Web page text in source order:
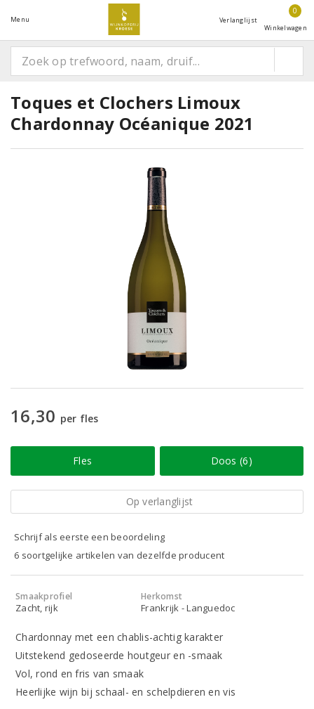
Menu Verlanglijst
0
Winkelwagen
Toques et Clochers Limoux
Chardonnay Océanique 2021
16,30 per fles
Fles Doos (6)
Op verlanglijst
Schrijf als eerste een beoordeling
6 soortgelijke artikelen van dezelfde producent
Smaakprofiel
Zacht, rijk
Herkomst
Frankrijk - Languedoc
Chardonnay met een chablis-achtig karakter
Uitstekend gedoseerde houtgeur en -smaak
Vol, rond en fris van smaak
Heerlijke wijn bij schaal- en schelpdieren en vis